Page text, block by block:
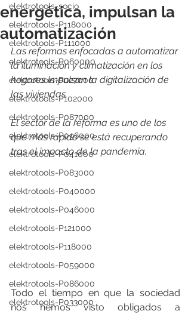
elektrotools-socio
elektrotools-P118000
elektrotools-P111000
elektrotools-P060000
elektrotools-P027000
elektrotools-P102000
elektrotools-P087000
elektrotools-P096000
elektrotools-P041000
elektrotools-P083000
elektrotools-P040000
elektrotools-P046000
elektrotools-P121000
elektrotools-P118000
elektrotools-P059000
elektrotools-P086000
elektrotools-P033000
energética, impulsan la
automatización
Las reformas enfocadas a automatizar
la iluminación y climatización en los
hogares impulsan la digitalización de
las viviendas.
El sector de la reforma es uno de los
que más rápido se está recuperando
tras el impacto de la pandemia.
Todo el tiempo en que la sociedad
nos hemos visto obligados a